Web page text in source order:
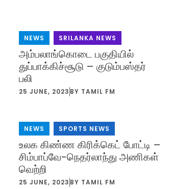
NEWS SRILANKA NEWS
அம்பலாங்கொடை பகுதியில்
துப்பாக்கிச்சூடு – குடும்பஸ்தர்
பலி
25 JUNE, 2023 BY TAMIL FM
NEWS SPORTS NEWS
உலக கிண்ண கிரிக்கெட் போட்டி –
சிம்பாப்வே-நெதர்லாந்து அணிகள்
வெற்றி
25 JUNE, 2023 BY TAMIL FM